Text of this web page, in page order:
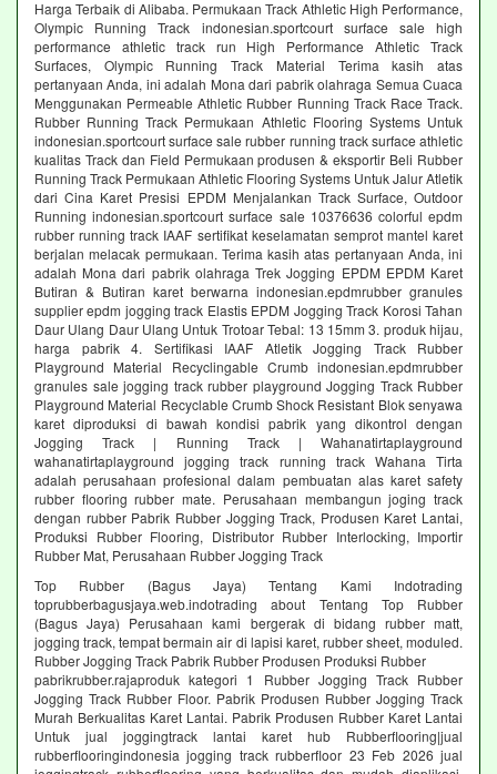
Harga Terbaik di Alibaba. Permukaan Track Athletic High Performance,
Olympic Running Track indonesian.sportcourt surface sale high
performance athletic track run High Performance Athletic Track
Surfaces, Olympic Running Track Material Terima kasih atas
pertanyaan Anda, ini adalah Mona dari pabrik olahraga Semua Cuaca
Menggunakan Permeable Athletic Rubber Running Track Race Track.
Rubber Running Track Permukaan Athletic Flooring Systems Untuk
indonesian.sportcourt surface sale rubber running track surface athletic
kualitas Track dan Field Permukaan produsen & eksportir Beli Rubber
Running Track Permukaan Athletic Flooring Systems Untuk Jalur Atletik
dari Cina Karet Presisi EPDM Menjalankan Track Surface, Outdoor
Running indonesian.sportcourt surface sale 10376636 colorful epdm
rubber running track IAAF sertifikat keselamatan semprot mantel karet
berjalan melacak permukaan. Terima kasih atas pertanyaan Anda, ini
adalah Mona dari pabrik olahraga Trek Jogging EPDM EPDM Karet
Butiran & Butiran karet berwarna indonesian.epdmrubber granules
supplier epdm jogging track Elastis EPDM Jogging Track Korosi Tahan
Daur Ulang Daur Ulang Untuk Trotoar Tebal: 13 15mm 3. produk hijau,
harga pabrik 4. Sertifikasi IAAF Atletik Jogging Track Rubber
Playground Material Recyclingable Crumb indonesian.epdmrubber
granules sale jogging track rubber playground Jogging Track Rubber
Playground Material Recyclable Crumb Shock Resistant Blok senyawa
karet diproduksi di bawah kondisi pabrik yang dikontrol dengan
Jogging Track | Running Track | Wahanatirtaplayground
wahanatirtaplayground jogging track running track Wahana Tirta
adalah perusahaan profesional dalam pembuatan alas karet safety
rubber flooring rubber mate. Perusahaan membangun joging track
dengan rubber Pabrik Rubber Jogging Track, Produsen Karet Lantai,
Produksi Rubber Flooring, Distributor Rubber Interlocking, Importir
Rubber Mat, Perusahaan Rubber Jogging Track
Top Rubber (Bagus Jaya) Tentang Kami Indotrading
toprubberbagusjaya.web.indotrading about Tentang Top Rubber
(Bagus Jaya) Perusahaan kami bergerak di bidang rubber matt,
jogging track, tempat bermain air di lapisi karet, rubber sheet, moduled.
Rubber Jogging Track Pabrik Rubber Produsen Produksi Rubber
pabrikrubber.rajaproduk kategori 1 Rubber Jogging Track Rubber
Jogging Track Rubber Floor. Pabrik Produsen Rubber Jogging Track
Murah Berkualitas Karet Lantai. Pabrik Produsen Rubber Karet Lantai
Untuk jual joggingtrack lantai karet hub Rubberflooring|jual
rubberflooringindonesia jogging track rubberfloor 23 Feb 2026 jual